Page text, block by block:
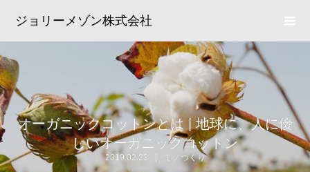
ジョリーメゾン株式会社
オーガニックコットンとは | 地球に、人に優
しいオーガニックコットン
2019.02.23 モノづくり